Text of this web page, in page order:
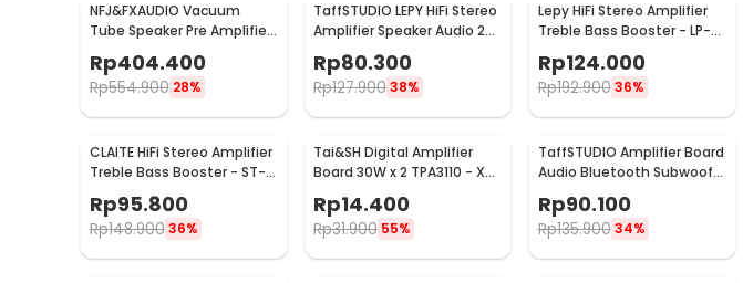
NFJ&FXAUDIO Vacuum
Tube Speaker Pre Amplifier
TUBE-03
Rp404.400
Rp554.900 28%
TaffSTUDIO LEPY HiFi Stereo
Amplifier Speaker Audio 2
Channel 20W - HY-2001
Rp80.300
Rp127.90038%
Lepy HiFi Stereo Amplifier
Treble Bass Booster - LP-
Rp124.000
Rp192.900 36%
CLAITE HiFi Stereo Amplifier
Treble Bass Booster - ST-
Rp95.800
Rp148.900 36%
Tai&SH Digital Amplifier
Board 30W x 2 TPA3110 - XH-
Rp14.400
Rp31.900 55%
TaffSTUDIO Amplifier Board
Audio Bluetooth Subwoofer
Rp90.100
Rp135.900 34%